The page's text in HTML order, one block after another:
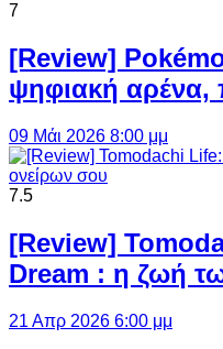
7
[Review]
ψηφιακή αρένα,
09 Μάι 2026 8:00 μμ
7.5
[Review]
Dream : η ζωή
21 Απρ 2026 6:00 μμ